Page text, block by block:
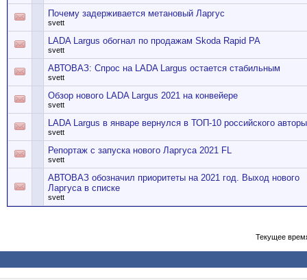
Почему задерживается метановый Ларгус
svett
LADA Largus обогнал по продажам Skoda Rapid PA
svett
АВТОВАЗ: Спрос на LADA Largus остается стабильным
svett
Обзор нового LADA Largus 2021 на конвейере
svett
LADA Largus в январе вернулся в ТОП-10 российского
svett
Репортаж с запуска нового Ларгуса 2021 FL
svett
АВТОВАЗ обозначил приоритеты на 2021 год. Выход нового
Ларгуса в списке
svett
Текущее